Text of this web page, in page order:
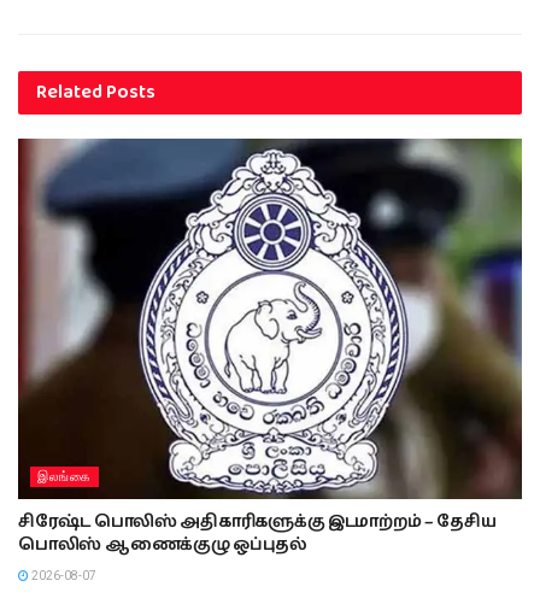
RelatedPosts
இலங்கை
சிரேஷ்ட பொலிஸ் அதிகாரிகளுக்கு இடமாற்றம் – தேசிய
பொலிஸ் ஆணைக்குழு ஒப்புதல்
2026-08-07